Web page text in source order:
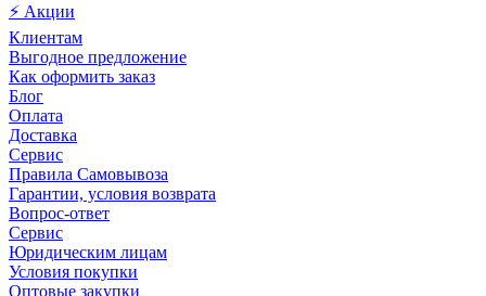
⚡ Акции
Клиентам
Выгодное предложение
Как оформить заказ
Блог
Оплата
Доставка
Сервис
Правила Самовывоза
Гарантии, условия возврата
Вопрос-ответ
Сервис
Юридическим лицам
Условия покупки
Оптовые закупки